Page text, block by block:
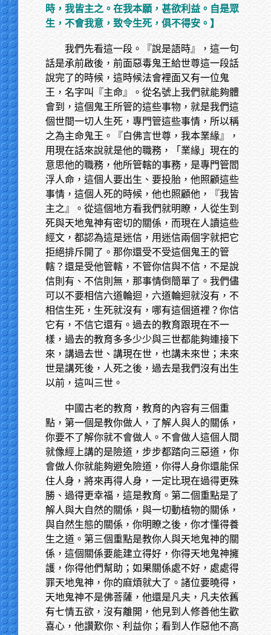
時，我皆主之。在我本願，甚欲利益。自是眾
生，不會我意，致令生死，俱不得安。】
我們先看這一段。『說是語時』，這一句
話是承前啟後，前面惡毒鬼王給世尊這一段話
說完了的時候，這時候法會裡面又有一位鬼
王，名字叫『主命』。從名號上我們就能夠體
會到，這個鬼王所管的這些事物，就是我們這
個世間一切人生死，專門管這些事情，所以稱
之為主命鬼王。『白佛言世尊，我本業緣』，
用現在話來說就是他的職務，「業緣」現在的
意思他的職務，他所管轄的事務，是專門管閻
浮人命，這個人要出生、要投胎，他照顧這些
事情，這個人死的時候，他也照顧他，『我皆
主之』。從這個地方看我們就明瞭，人從生到
死與天地鬼神有密切的關係，而現在人讀這些
經文，都認為這是迷信，用迷信兩個字就把它
拒絕排斥開了。那你還受不受這個鬼王的管
轄？還是受他管轄，不管你信與不信，不是說
信則有、不信則無，那事情倒簡單了。我們儘
可以不要相信六道輪迴，六道輪迴就沒有，不
相信生死，生死就沒有，哪有這個道裡？你信
它有，不信它還有。過去的教育跟現在不一
樣，過去的教育多多少少與三世都能夠連接下
來，講過去世、講現在世，也講未來世；未來
世是講死後，人死之後，過去是我們沒有出生
以前，這叫三世。
中國古老的教育，教育的內容有三個重
點，第一個是教你做人，了解人與人的關係，
你要不了解你就不會做人。不會做人這個人間
就像經上講的是險道，步步都踏向三惡道，你
會做人你就能夠避免險道，你得人身你還能保
住人身，將來再得人身，一定比現在過得更殊
勝、過得更幸福，這是教育。第二個重點是了
解人與大自然的關係，與一切動植物的關係，
與自然生態的關係，你明瞭之後，你才懂得養
生之道。第三個重點是教你人與天地鬼神的關
係，這個關係要能建立得好，你得天地鬼神擁
護，你得他們幫助；如果關係處不好，處處得
罪天地鬼神，你的麻煩就大了。諸位要曉得，
天地鬼神不是佛菩薩，他還是凡夫，凡夫依舊
有七情五欲，沒有離開，他見到人修善他生歡
喜心，他讚歎你、利益你；看到人作惡他不高